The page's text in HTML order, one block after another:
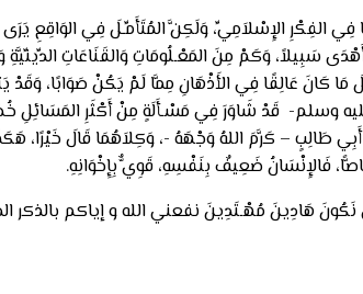
فِي الفِكْرِ الإِسْلاَمِيِّ، وَلَكِنَّ المُتَأَمِّـلَ فِي
وَكَمْ مِنَ المَعْـلُومَاتِ وَالقَنَاعَاتِ الدِّينِّيَّةِ
كَانَ عَالِقًا فِي الأَذْهَانِ مِمَّا لَمْ يَكُنْ صَوَابًا،
وسلم- قَدْ شَاوَرَ فِي مَسْـأَلَةٍ مِنْ أَكْثَرِ
طَالِبٍ – كَرَّمَ اللهُ وَجْهَهُ -، وَكِلاَهُمَا قَالَ خَيْرًا،
فَالإِنْسَانُ ضَعِيفٌ بِنَفْسِهِ، قَوِيٌّ بِإِخْوَانِهِ.
نَكُونَ هَادِينَ مُهْـتَدِينَ نفعني الله و إياكم